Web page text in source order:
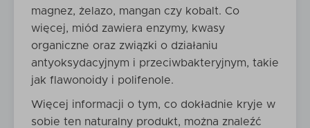
magnez, żelazo, mangan czy kobalt. Co
więcej, miód zawiera enzymy, kwasy
organiczne oraz związki o działaniu
antyoksydacyjnym i przeciwbakteryjnym, takie
jak flawonoidy i polifenole.
Więcej informacji o tym, co dokładnie kryje w
sobie ten naturalny produkt, można znaleźć